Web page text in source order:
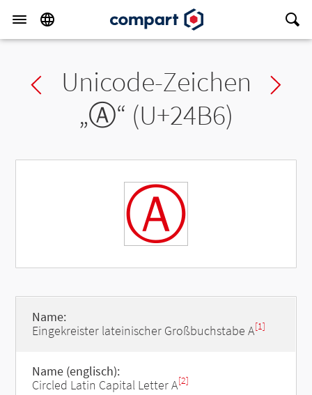
Previous char
Unicode-Zeichen
„Ⓐ“ (U+24B6)
Ⓐ
Name:
Eingekreister lateinischer Großbuchstabe A[1]
Name (englisch):
Circled Latin Capital Letter A[2]